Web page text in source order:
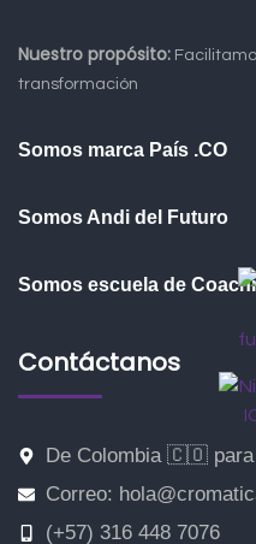
Nuestro propósito:
transformación
Somos marca País .CO
Somos Andi del Futuro
Somos escuela de
Contáctanos
De Colombia 🇨🇴 para
Correo:
(+57) 316 448 7076